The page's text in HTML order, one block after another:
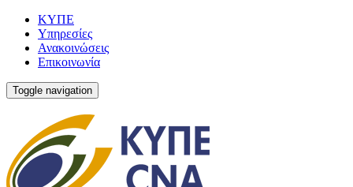
ΚΥΠΕ
Υπηρεσίες
Ανακοινώσεις
Επικοινωνία
Toggle navigation